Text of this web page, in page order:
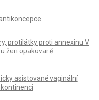
protilátky proti annexinu V
žen opakovaně
asistované vaginální